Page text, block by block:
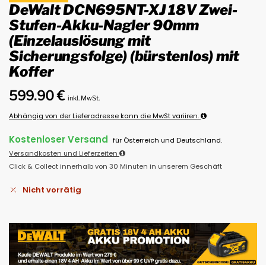
DeWalt DCN695NT-XJ 18V Zwei-
Stufen-Akku-Nagler 90mm
(Einzelauslösung mit
Sicherungsfolge) (bürstenlos) mit
Koffer
599.90€ inkl. MwSt.
Abhängig von der Lieferadresse kann die MwSt variiren.
Kostenloser Versand für Österreich und Deutschland.
Versandkosten und Lieferzeiten
Click & Collect innerhalb von 30 Minuten in unserem Geschäft
Nicht vorrätig